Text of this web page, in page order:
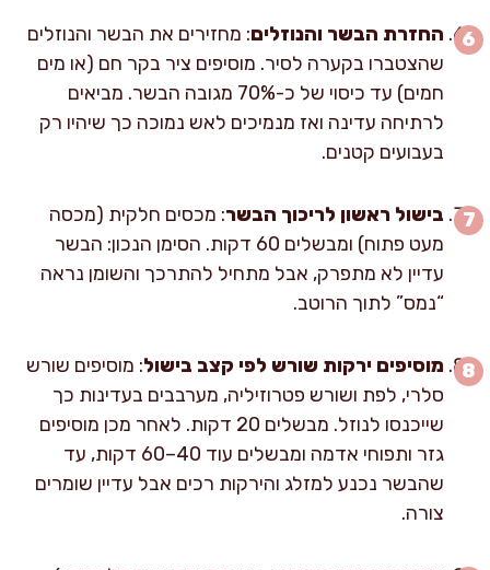
החזרת הבשר והנוזלים: מחזירים את הבשר והנוזלים
שהצטברו בקערה לסיר. מוסיפים ציר בקר חם (או מים
חמים) עד כיסוי של כ-70% מגובה הבשר. מביאים
לרתיחה עדינה ואז מנמיכים לאש נמוכה כך שיהיו רק
בעבועים קטנים.
בישול ראשון לריכוך הבשר: מכסים חלקית (מכסה
מעט פתוח) ומבשלים 60 דקות. הסימן הנכון: הבשר
עדיין לא מתפרק, אבל מתחיל להתרכך והשומן נראה
“נמס” לתוך הרוטב.
מוסיפים ירקות שורש לפי קצב בישול: מוסיפים שורש
סלרי, לפת ושורש פטרוזיליה, מערבבים בעדינות כך
שייכנסו לנוזל. מבשלים 20 דקות. לאחר מכן מוסיפים
גזר ותפוחי אדמה ומבשלים עוד 40–60 דקות, עד
שהבשר נכנע למזלג והירקות רכים אבל עדיין שומרים
צורה.